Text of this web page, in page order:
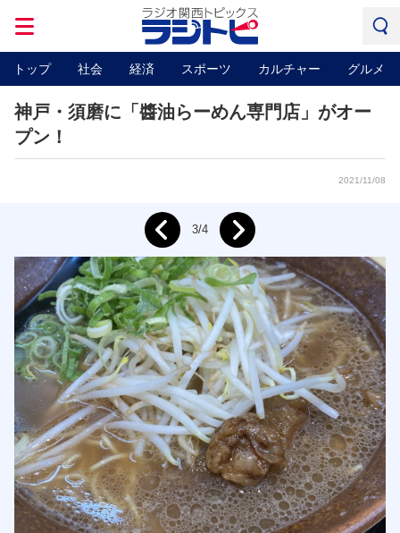
トップ 社会 経済 スポーツ カルチャー グルメ
神戸・須磨に「醬油らーめん専門店」がオー
プン！
2021/11/08
Prev 3/4 Next